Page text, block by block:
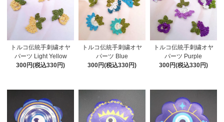
トルコ伝統手刺繍オヤ
パーツ Light Yellow
300円(税込330円)
トルコ伝統手刺繍オヤ
パーツ Blue
300円(税込330円)
トルコ伝統手刺繍オヤ
パーツ Purple
300円(税込330円)